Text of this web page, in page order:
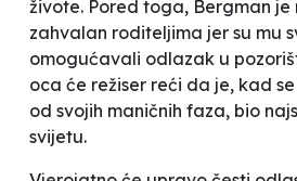
živote. Pored toga, Bergman je
zahvalan roditeljima jer su mu
omogućavali odlazak u
oca će režiser reći da je, kad
od svojih maničnih faza, bio
svijetu.